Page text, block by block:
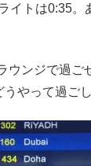
イトは0:35。
ウンジで過ご
やって過ご